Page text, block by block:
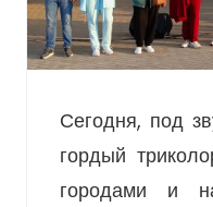
Сегодня, под
гордый
городами и